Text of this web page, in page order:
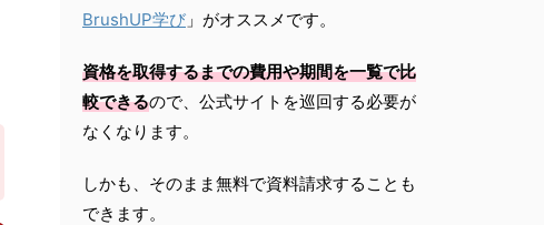
BrushUP学び 」がオススメです。
資格を取得するまでの費用や期間を一覧で比
較できるので、公式サイトを巡回する必要が
なくなります。
しかも、そのまま無料で資料請求することも
できます。